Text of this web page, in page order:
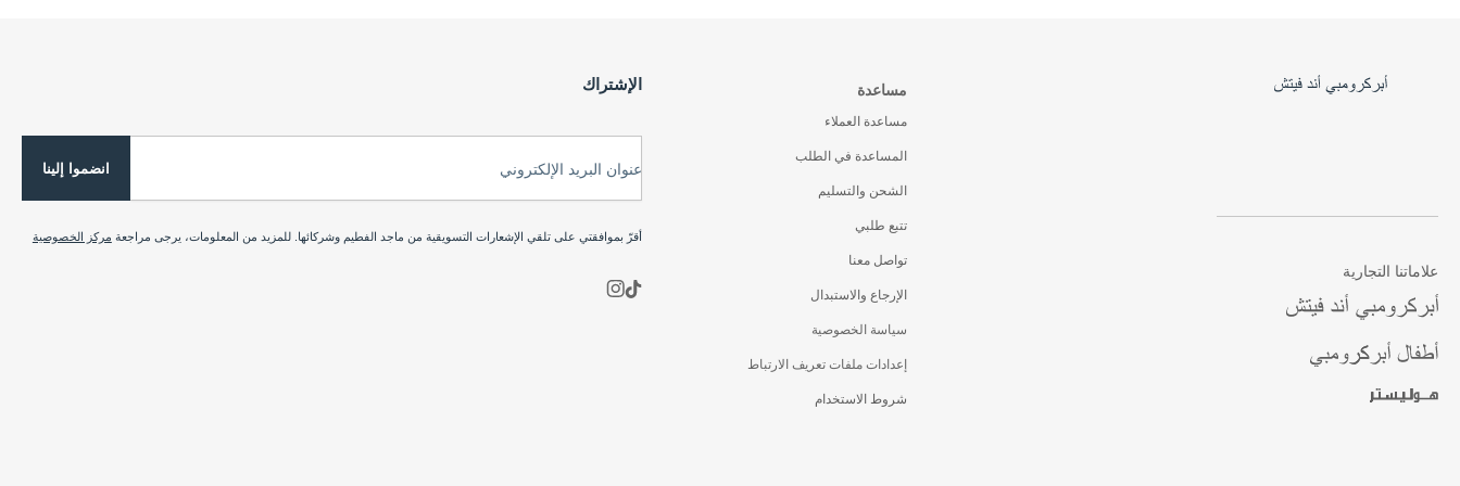
علاماتنا التجارية
مساعدة
مساعدة العملاء
المساعدة في الطلب
الشحن والتسليم
تتبع طلبي
تواصل معنا
الإرجاع والاستبدال
سياسة الخصوصية
إعدادات ملفات تعريف الارتباط
شروط الاستخدام
الإشتراك
عنوان البريد الإلكتروني انضموا إلينا
أقرّ بموافقتي على تلقي الإشعارات التسويقية من ماجد الفطيم وشركائها. للمزيد من المعلومات، يرجى مراجعة مركز الخصوصية